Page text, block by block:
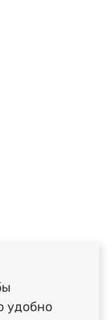
удобно